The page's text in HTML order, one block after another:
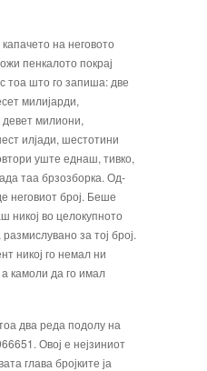
на него­вото
пенка­лото покрај
тоа што го запиша: две
милијарди,
милиони,
илјади, шестотини
уште еднаш, тивко,
таа брзозборка. Од­
неговиот број. Беше
никој во целокупното
за тој број.
никој го немал ни
камоли да го имал
два реда подо­лу на
Овој е нејзиниот
глава бројките ја